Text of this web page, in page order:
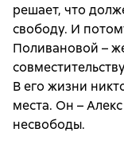
решает, что
свободу. И
Поливановой –
В его жизни
места. Он –
несвободы.